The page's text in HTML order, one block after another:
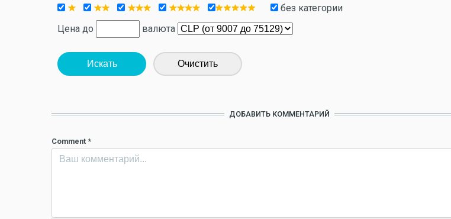
без категории
Цена до
валюта
Искать Очистить
ДОБАВИТЬ КОММЕНТАРИЙ
Comment *